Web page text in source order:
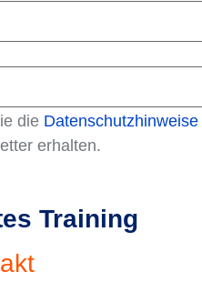
die Datenschutzhinweise
erhalten.
Training